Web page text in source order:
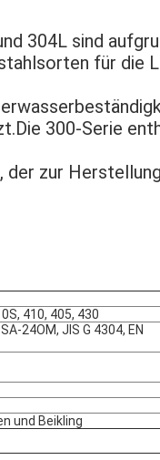
304L sind
für die
300-Serie
zur
410, 405, 430
24OM, JIS G 4304, EN
und Beikling